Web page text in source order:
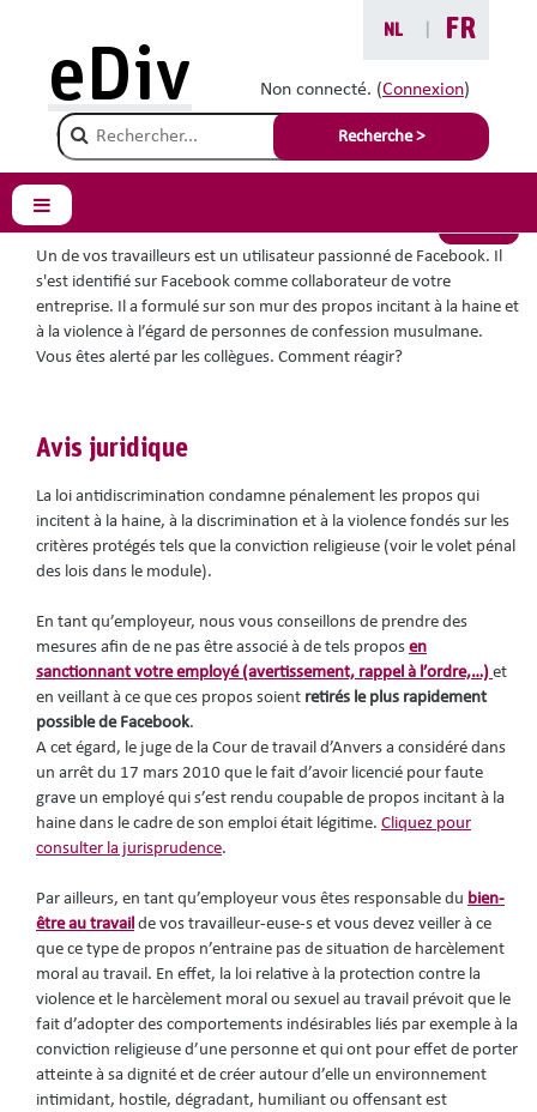
NL
FR
Non connecté. (Connexion)
Champ de recherche
Recherche >
eDiv
Panneau latéral
Vous êtes ici :
Facebook
Un de vos travailleurs est un utilisateur passionné de Facebook. Il
s'est identifié sur Facebook comme collaborateur de votre
entreprise. Il a formulé sur son mur des propos incitant à la haine et
à la violence à l’égard de personnes de confession musulmane.
Vous êtes alerté par les collègues. Comment réagir?
Avis juridique
La loi antidiscrimination condamne pénalement les propos qui
incitent à la haine, à la discrimination et à la violence fondés sur les
critères protégés tels que la conviction religieuse (voir le volet pénal
des lois dans le module).
En tant qu’employeur, nous vous conseillons de prendre des
mesures afin de ne pas être associé à de tels propos en
sanctionnant votre employé (avertissement, rappel à l’ordre,…) et
en veillant à ce que ces propos soient retirés le plus rapidement
possible de Facebook.
A cet égard, le juge de la Cour de travail d’Anvers a considéré dans
un arrêt du 17 mars 2010 que le fait d’avoir licencié pour faute
grave un employé qui s’est rendu coupable de propos incitant à la
haine dans le cadre de son emploi était légitime. Cliquez pour
consulter la jurisprudence.
Par ailleurs, en tant qu’employeur vous êtes responsable du bien-
être au travail de vos travailleur-euse-s et vous devez veiller à ce
que ce type de propos n’entraine pas de situation de harcèlement
moral au travail. En effet, la loi relative à la protection contre la
violence et le harcèlement moral ou sexuel au travail prévoit que le
fait d’adopter des comportements indésirables liés par exemple à la
conviction religieuse d’une personne et qui ont pour effet de porter
atteinte à sa dignité et de créer autour d’elle un environnement
intimidant, hostile, dégradant, humiliant ou offensant est